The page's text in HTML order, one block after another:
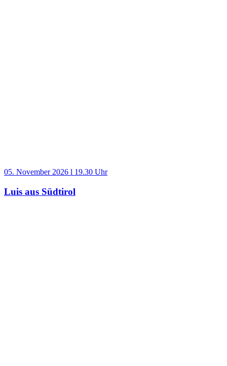
05. November 2026 l 19.30 Uhr
Luis aus Südtirol